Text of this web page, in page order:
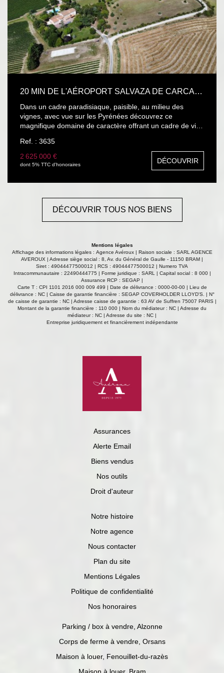
20 MIN DE L'AÉROPORT SALVAZA DE CARCASSONNE ET 55 MIN DE TOU
Dans un cadre paradisiaque, paisible, au milieu des
vignes, avec vue sur les Pyrénées découvrez ce
magnifique domaine de caractère offrant un cadre de vie
principale, d'une superficie généreuse de 345 m2, séduit
par son authenticité et ses prestations haut de gamme.
Matériaux nobles, beaux volumes, et luminosité naturelle
en font une une demeure de prestige. Le domaine
s'étend sur un terrain arboré et soigneusement entretenu,
de stockage, Des écuries pouvant accueillir vos chevaux
ou être réaménagée selon vos besoins, Une piscine
l'ancien avec ses pierres apparentes et équipements
modernes avec sa pièce à vivre de + de 100 m2, à
seulement quelques minutes de toutes commodités.
Localisation idéale, calme absolu, potentiel exceptionnel
pour résidence principale, secondaire ou projet
touristique. Contactez-nous dès aujourd'hui pour
organiser une visite privée et laissez-vous séduire par ce
domaine d'exception. Les informations sur les risques
auxquels ce bien est exposé sont disponibles sur le site
Ref. : 3635
2 625 000 €
dont 5% TTC d'honoraires DÉCOUVRIR
DÉCOUVRIR TOUS NOS BIENS
Mentions légales
Affichage des informations légales : Agence Avéroux | Raison sociale : SARL AGENCE
AVEROUX | Adresse siège social : 8, Av. du Général de Gaulle - 11150 BRAM |
Siret : 49044477500012 | RCS : 49044477500012 | Numero TVA
Intracommunautaire : 22490444775 | Forme juridique : SARL | Capital social : 8 000 |
Assurance RCP : SEGAP |
Carte T : CPI 1101 2016 000 009 499 | Date de délivrance : 0000-00-00 | Lieu de
délivrance : NC | Caisse de garantie financière : SEGAP COVERHOLDER LLOYD'S. | N°
de caisse de garantie : NC | Adresse caisse de garantie : 63 AV de Suffren 75007 PARIS |
Montant de la garantie financière : 110 000 | Nom du médiateur : NC | Adresse du
médiateur : NC | Adresse du site : NC |
Entreprise juridiquement et financièrement indépendante
Assurances
Alerte Email
Biens vendus
Nos outils
Droit d'auteur
Notre histoire
Notre agence
Nous contacter
Plan du site
Mentions Légales
Politique de confidentialité
Nos honoraires
Parking / box à vendre, Alzonne
Corps de ferme à vendre, Orsans
Maison à louer, Fenouillet-du-razès